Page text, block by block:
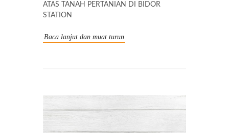
ATAS TANAH PERTANIAN DI BIDOR
STATION
Baca lanjut dan muat turun